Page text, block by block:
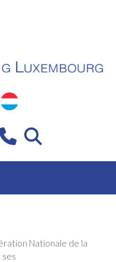
Nationale de la
ses